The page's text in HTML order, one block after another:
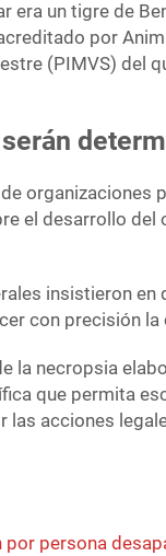
era un tigre de
por
(PIMVS) del
organizaciones
el desarrollo del
insistieron en
con precisión la
la necropsia
que permita
las acciones
por persona